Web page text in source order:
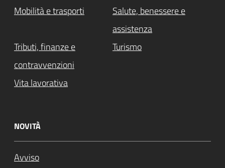
Mobilità e trasporti
Salute, benessere e
assistenza
Tributi, finanze e
contravvenzioni
Turismo
Vita lavorativa
NOVITÀ
Avviso